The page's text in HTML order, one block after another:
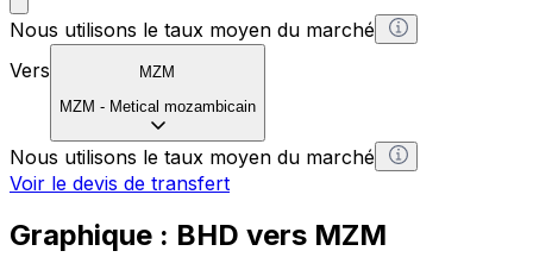
Nous utilisons le taux moyen du marché
Vers
MZM
MZM - Metical mozambicain
Nous utilisons le taux moyen du marché
Voir le devis de transfert
Graphique : BHD vers MZM